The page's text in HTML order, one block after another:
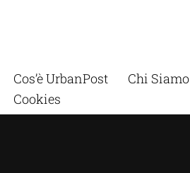
Cos’è UrbanPost Chi Siamo
Cookies